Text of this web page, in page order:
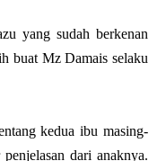
yang sudah berkenan
buat Mz Damais selaku
kedua ibu masing-
dari anaknya.